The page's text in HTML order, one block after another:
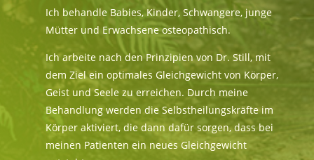
Ich behandle Babies, Kinder, Schwangere, junge
Mütter und Erwachsene osteopathisch.
Ich arbeite nach den Prinzipien von Dr. Still, mit
dem Ziel ein optimales Gleichgewicht von Körper,
Geist und Seele zu erreichen. Durch meine
Behandlung werden die Selbstheilungskräfte im
Körper aktiviert, die dann dafür sorgen, dass bei
meinen Patienten ein neues Gleichgewicht